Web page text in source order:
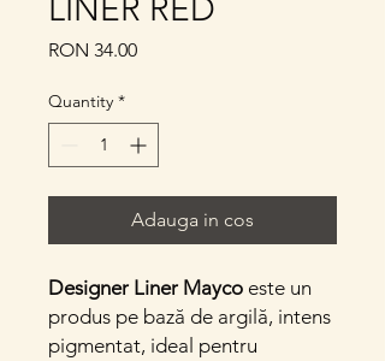
LINER RED
RON 34.00Price
Quantity *
Adauga in cos
Designer Liner Mayco este un
produs pe bază de argilă, intens
pigmentat, ideal pentru